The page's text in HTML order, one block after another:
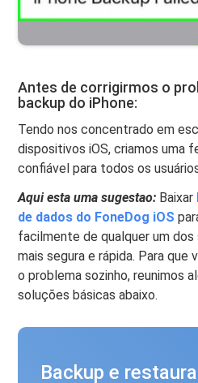
Antes de corrigirmos o
backup do iPhone:
Tendo nos concentrado em
dispositivos iOS, criamos uma
confiável para todos os
Aqui esta uma sugestao: Baixar
de dados do FoneDog iOS
facilmente de qualquer um dos
mais segura e rápida. Para
o problema sozinho, reunimos
soluções básicas abaixo.
Backup e